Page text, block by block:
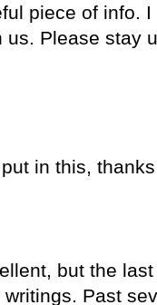
piece of info.
Please stay
in this,
but the
Past